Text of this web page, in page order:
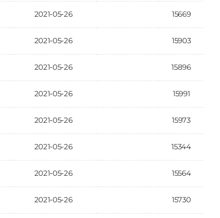
2021-05-26 15669
2021-05-26 15903
2021-05-26 15896
2021-05-26 15991
2021-05-26 15973
2021-05-26 15344
2021-05-26 15564
2021-05-26 15730